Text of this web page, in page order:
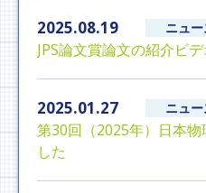
2025.08.19
JPS論文賞論文の紹介ビ
2025.01.27
第30回（2025年）日本
した